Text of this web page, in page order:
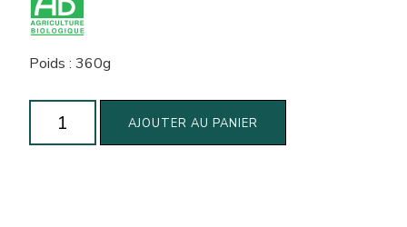
Poids : 360g
quantité
AJOUTER AU PANIER